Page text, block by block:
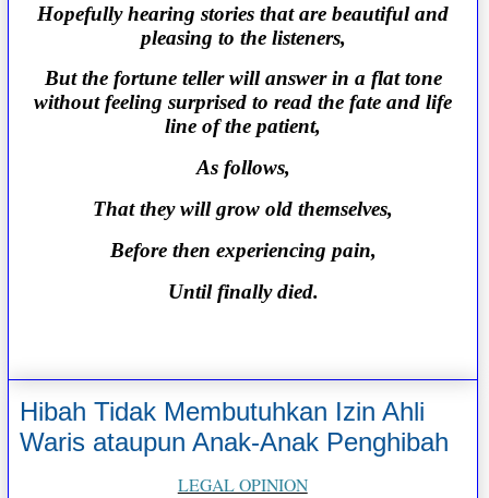
Hopefully hearing stories that are beautiful and
pleasing to the listeners,
But the fortune teller will answer in a flat tone
without feeling surprised to read the fate and life
line of the patient,
As follows,
That they will grow old themselves,
Before then experiencing pain,
Until finally died.
Hibah Tidak Membutuhkan Izin Ahli
Waris ataupun Anak-Anak Penghibah
LEGAL OPINION